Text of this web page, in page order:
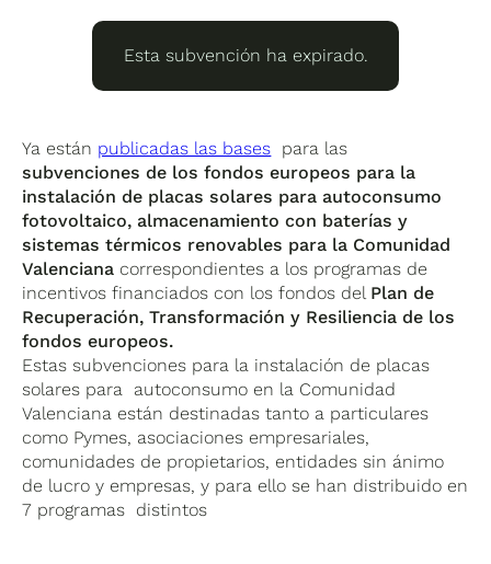
Esta subvención ha expirado.
Ya están publicadas las bases para las
subvenciones de los fondos europeos para la
instalación de placas solares para autoconsumo
fotovoltaico, almacenamiento con baterías y
sistemas térmicos renovables para la Comunidad
Valenciana correspondientes a los programas de
incentivos financiados con los fondos del Plan de
Recuperación, Transformación y Resiliencia de los
fondos europeos.
Estas subvenciones para la instalación de placas
solares para autoconsumo en la Comunidad
Valenciana están destinadas tanto a particulares
como Pymes, asociaciones empresariales,
comunidades de propietarios, entidades sin ánimo
de lucro y empresas, y para ello se han distribuido en
7 programas distintos